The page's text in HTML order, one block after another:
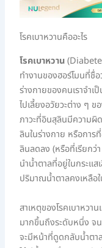
โรคเบาหวานคืออะไร
โรคเบาหวาน
ทำงานของฮอร์โมนที่ชื่
ร่างกายของคนเราจำเ
ไปเลี้ยงอวัยวะต่าง ๆ ข
ภาวะที่อินสุลินมีความผิ
ลินในร่างกาย หรือกา
ลินลดลง (หรือที่เรียกว่
นำน้ำตาลที่อยู่ในกระแส
ปริมาณน้ำตาลคงเหลือ
สาเหตุของโรคเบาหวา
มากขึ้นถึงระดับหนึ่ง จ
จะมีหน้าที่ดูดกลับน้ำตา